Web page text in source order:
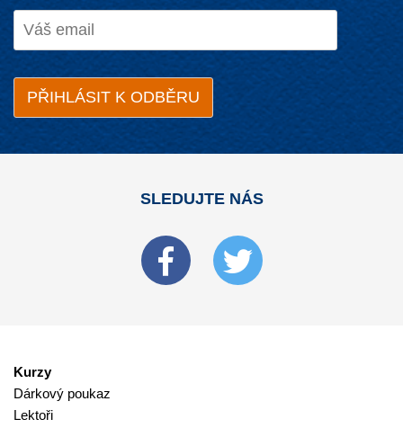
SLEDUJTE NÁS
Kurzy
Dárkový poukaz
Lektoři